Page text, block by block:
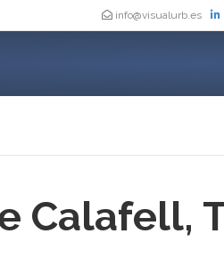
info@visualurb.es
Calafell,